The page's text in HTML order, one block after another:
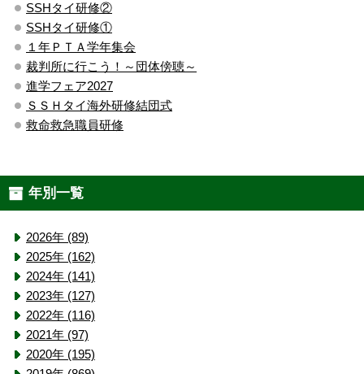
SSHタイ研修②
SSHタイ研修①
１年ＰＴＡ学年集会
裁判所に行こう！～団体傍聴～
進学フェア2027
ＳＳＨタイ海外研修結団式
救命救急職員研修
年別一覧
2026年 (89)
2025年 (162)
2024年 (141)
2023年 (127)
2022年 (116)
2021年 (97)
2020年 (195)